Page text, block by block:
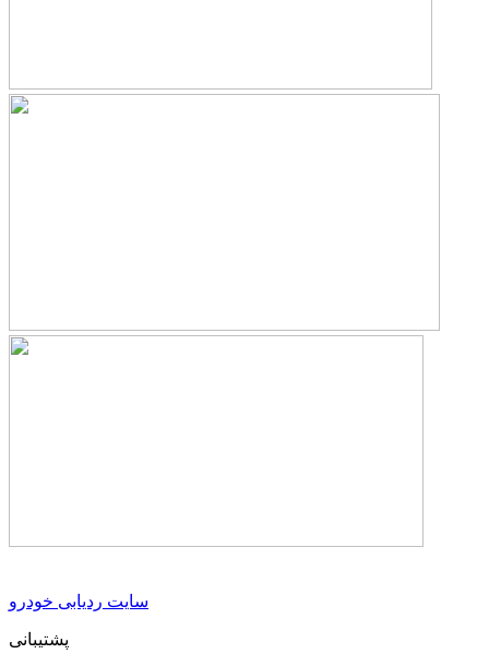
سایت ردیابی خودرو
پشتیبانی